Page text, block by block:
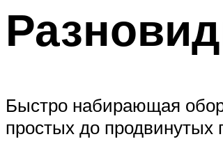
Быстро набирающая
простых до продвинутых